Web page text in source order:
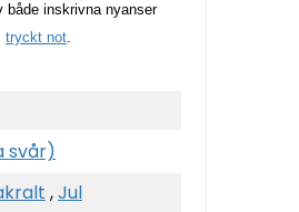
inskrivna nyanser
tryckt not.
svår)
,Jul